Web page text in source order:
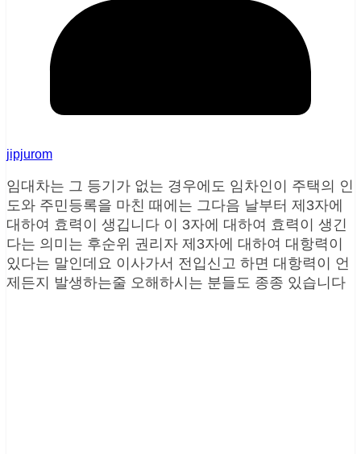
jipjurom
임대차는 그 등기가 없는 경우에도 임차인이 주택의 인
도와 주민등록을 마친 때에는 그다음 날부터 제3자에
대하여 효력이 생깁니다 이 3자에 대하여 효력이 생긴
다는 의미는 후순위 권리자 제3자에 대하여 대항력이
있다는 말인데요 이사가서 전입신고 하면 대항력이 언
제든지 발생하는줄 오해하시는 분들도 종종 있습니다